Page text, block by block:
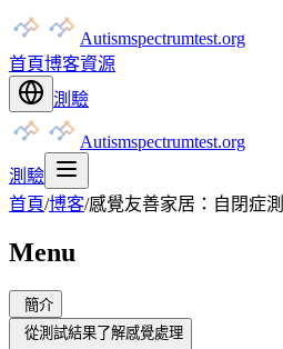
Autismspectrumtest.org
首頁博客資源
測驗
Autismspectrumtest.org
測驗
首頁/博客/感覺友善家居：自閉症
Menu
簡介
從測試結果了解感覺處理